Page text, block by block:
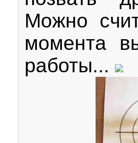
Можно
момента
работы...